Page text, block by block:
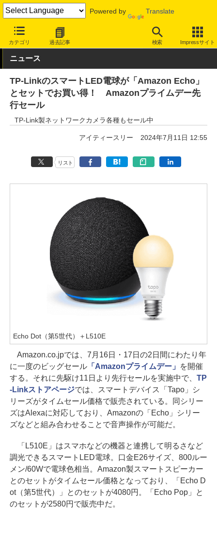
Powered by Translate
カテゴリ 過去記事 検索 Impressサイト
INTERNET Watch セール情報
ニュース
TP-LinkのスマートLED電球が「Amazon Echo」
とセットでお買い得！ Amazonプライムデー先
行セール
TP-Link製ネットワークカメラ各種もセール中
アイティースリー 2024年7月11日 12:55
リスト
Echo Dot（第5世代）＋L510E
Amazon.co.jpでは、7月16日・17日の2日間にわたり年
に一度のビッグセール「Amazonプライムデー」
を開催
する。それに先駆け11日より先行セールを実施中で、 TP
-Linkストアページでは、スマートデバイス「Tapo」シ
リーズがタイムセール価格で販売されている。同シリー
ズはAlexaに対応しており、Amazonの「Echo」シリー
ズなどと組み合わせることで音声操作が可能だ。
「L510E」はスマホなどの機器と連携して明るさなど
調光できるスマートLED電球。口金E26サイズ、800ルー
メン/60Wで電球色相当。Amazon製スマートスピーカー
とのセットがタイムセール価格となっており、「Echo D
ot（第5世代）」とのセットが4080円。「Echo Pop」と
のセットが2580円で販売中だ。